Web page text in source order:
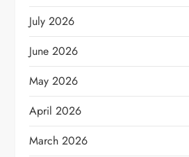
July 2026
June 2026
May 2026
April 2026
March 2026